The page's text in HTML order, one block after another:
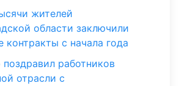
жителей
области заключили
контракты с начала года
поздравил работников
отрасли с